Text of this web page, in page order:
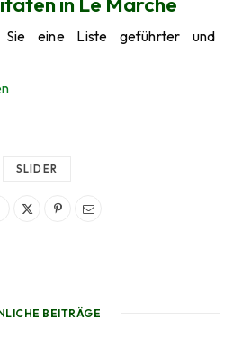
Sie eine Liste geführter und
SLIDER
BEITRÄGE